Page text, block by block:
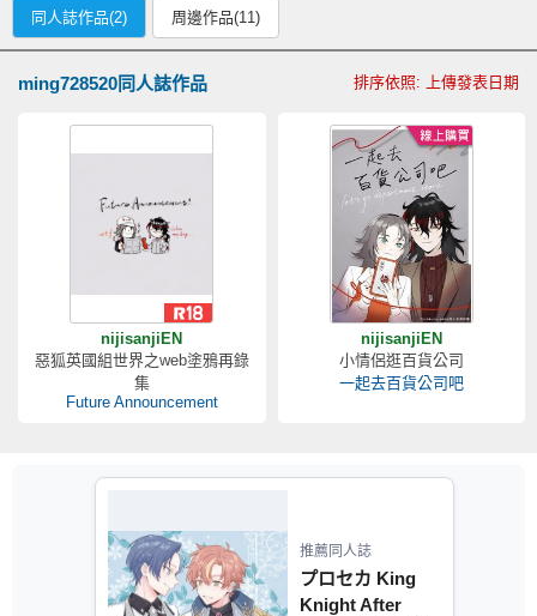
同人誌作品(2) 周邊作品(11)
ming728520同人誌作品 排序依照: 上傳發表日期
nijisanjiEN
惡狐英國組世界之web塗鴉再錄
集
Future Announcement
nijisanjiEN
小情侶逛百貨公司
一起去百貨公司吧
推薦同人誌
プロセカ King
Knight After